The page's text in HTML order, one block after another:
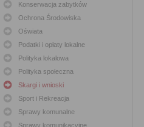
Konserwacja zabytków
Ochrona Środowiska
Oświata
Podatki i opłaty lokalne
Polityka lokalowa
Polityka społeczna
Skargi i wnioski
Sport i Rekreacja
Sprawy komunalne
Sprawy komunikacyjne